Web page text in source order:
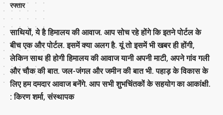
रफ्तार
साथियों, ये है हिमालय की आवाज. आप सोच रहे होंगे कि इतने पोर्टल के
बीच एक और पोर्टल. इसमें क्या अलग है. यूं तो इसमें भी खबर ही होंगी,
लेकिन साथ ही होगी हिमालय की आवाज यानी अपनी माटी, अपने गांव गली
और चौक की बात. जल-जंगल और जमीन की बात भी. पहाड़ के विकास के
लिए हम दमदार आवाज बनेंगे. आप सभी शुभचिंतकों के सहयोग का आकांक्षी.
: किरण शर्मा, संस्‍थापक